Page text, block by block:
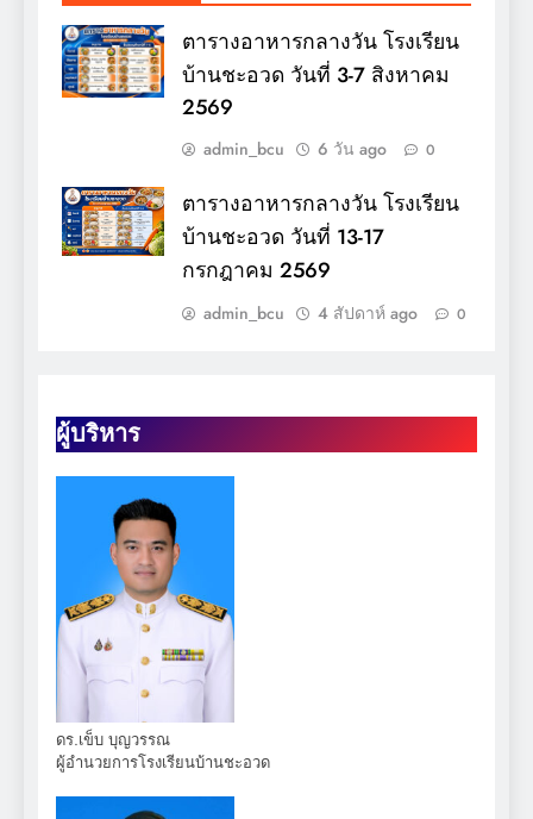
ผู้บริหาร
ดร.เข็บ บุญวรรณ
ผู้อำนวยการโรงเรียนบ้านชะอวด
ตารางอาหารกลางวัน โรงเรียน
บ้านชะอวด วันที่ 3-7 สิงหาคม
2569
admin_bcu 6 วัน ago 0
ตารางอาหารกลางวัน โรงเรียน
บ้านชะอวด วันที่ 13-17
กรกฎาคม 2569
admin_bcu 4 สัปดาห์ ago 0